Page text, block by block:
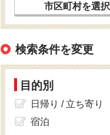
市区町村を選択
検索条件を変更
目的別
日帰り / 立ち寄り
宿泊